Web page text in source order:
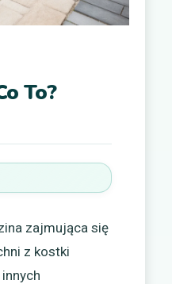
To?
zajmująca się
z kostki